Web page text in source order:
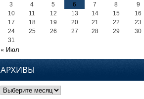
3
4 5 6 7 8
9
10
11 12 13 14 15
16
17
18 19 20 21 22
23
24
25 26 27 28 29
30
31
« Июл
АРХИВЫ
Архивы